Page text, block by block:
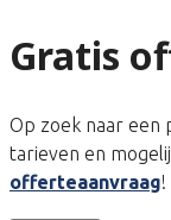
Gratis
Op zoek naar een
tarieven en
offerteaanvraag!